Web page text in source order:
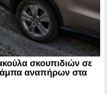
σκουπιδιών σε
αναπήρων στα